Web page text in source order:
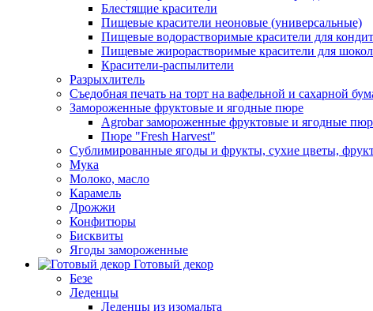
Блестящие красители
Пищевые красители неоновые (универсальные)
Пищевые водорастворимые красители для
Пищевые жирорастворимые красители для
Красители-распылители
Разрыхлитель
Съедобная печать на торт на вафельной и сахарной
Замороженные фруктовые и ягодные пюре
Agrobar замороженные фруктовые и ягодные
Пюре "Fresh Harvest"
Сублимированные ягоды и фрукты, сухие цветы,
Мука
Молоко, масло
Карамель
Дрожжи
Конфитюры
Бисквиты
Ягоды замороженные
Готовый декор
Безе
Леденцы
Леденцы из изомальта